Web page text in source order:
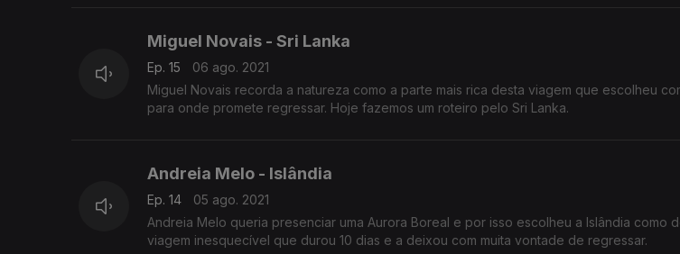
Miguel Novais - Sri Lanka
Ep. 15
06 ago. 2021
Miguel Novais recorda a natureza como a parte mais rica desta viagem que escolheu
para onde promete regressar. Hoje fazemos um roteiro pelo Sri Lanka.
Andreia Melo - Islândia
Ep. 14
05 ago. 2021
Andreia Melo queria presenciar uma Aurora Boreal e por isso escolheu a Islândia como
viagem inesquecível que durou 10 dias e a deixou com muita vontade de regressar.